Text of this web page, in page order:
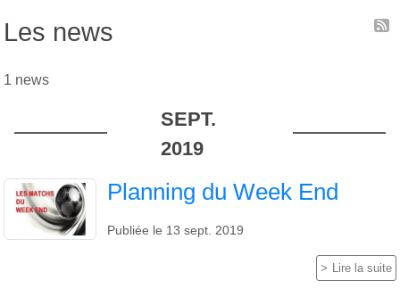
Les news
1 news
SEPT.
2019
Planning du Week End
Publiée le 13 sept. 2019
Lire la suite